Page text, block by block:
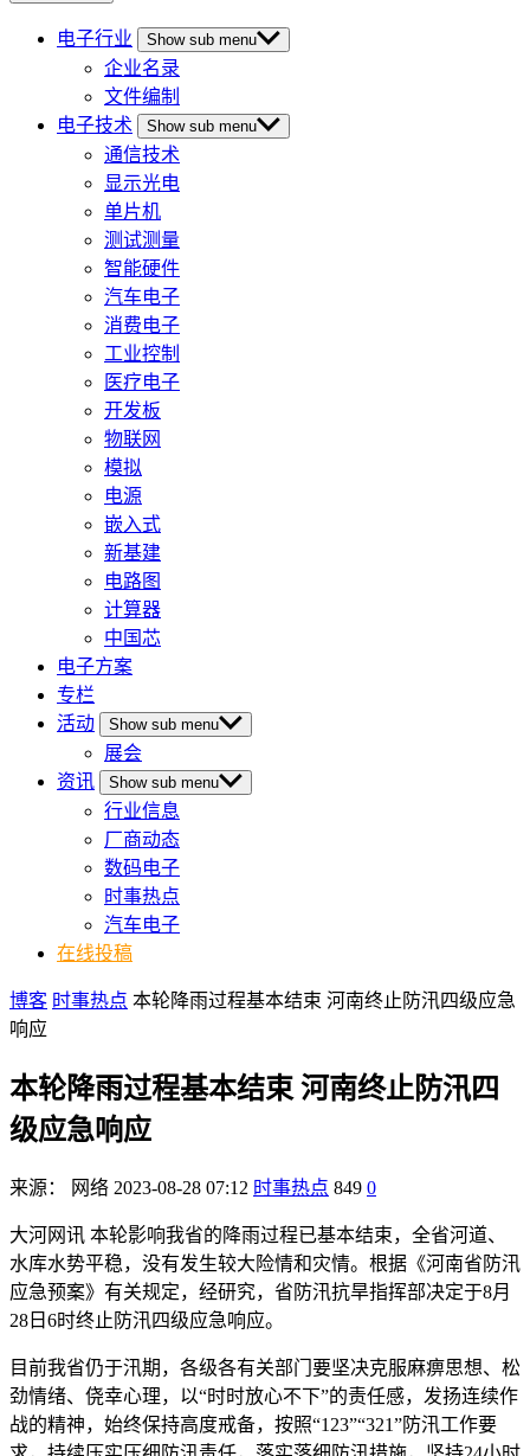
电子行业 Show sub menu
企业名录
文件编制
电子技术
Show sub menu
通信技术
显示光电
单片机
测试测量
智能硬件
汽车电子
消费电子
工业控制
医疗电子
开发板
物联网
模拟
电源
嵌入式
新基建
电路图
计算器
中国芯
电子方案
专栏
活动
Show sub menu
展会
资讯
Show sub menu
行业信息
厂商动态
数码电子
时事热点
汽车电子
在线投稿
博客 时事热点 本轮降雨过程基本结束 河南终止防汛四级应急
响应
本轮降雨过程基本结束 河南终止防汛四
级应急响应
来源： 网络 2023-08-28 07:12 时事热点 849 0
大河网讯 本轮影响我省的降雨过程已基本结束，全省河道、
水库水势平稳，没有发生较大险情和灾情。根据《河南省防汛
应急预案》有关规定，经研究，省防汛抗旱指挥部决定于8月
28日6时终止防汛四级应急响应。
目前我省仍于汛期，各级各有关部门要坚决克服麻痹思想、松
劲情绪、侥幸心理，以“时时放心不下”的责任感，发扬连续作
战的精神，始终保持高度戒备，按照“123”“321”防汛工作要